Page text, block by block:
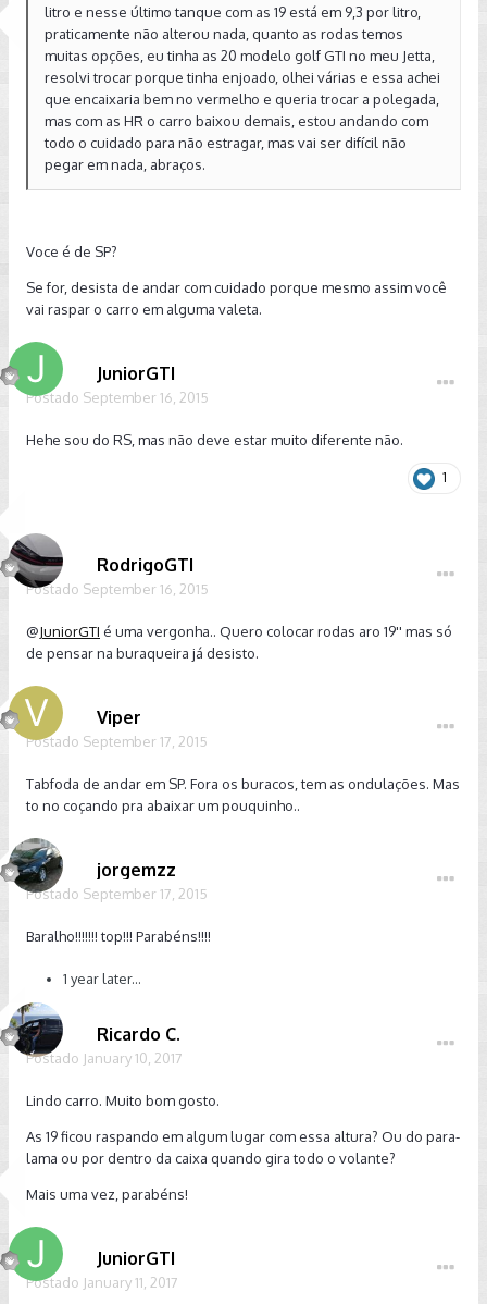
litro e nesse último tanque com as 19 está em 9,3 por litro,
praticamente não alterou nada, quanto as rodas temos
muitas opções, eu tinha as 20 modelo golf GTI no meu Jetta,
resolvi trocar porque tinha enjoado, olhei várias e essa achei
que encaixaria bem no vermelho e queria trocar a polegada,
mas com as HR o carro baixou demais, estou andando com
todo o cuidado para não estragar, mas vai ser difícil não
pegar em nada, abraços.
Voce é de SP?
Se for, desista de andar com cuidado porque mesmo assim você
vai raspar o carro em alguma valeta.
JuniorGTI
Postado September 16, 2015
Hehe sou do RS, mas não deve estar muito diferente não.
1
RodrigoGTI
Postado September 16, 2015
@JuniorGTI é uma vergonha.. Quero colocar rodas aro 19'' mas só
de pensar na buraqueira já desisto.
Viper
Postado September 17, 2015
Tabfoda de andar em SP. Fora os buracos, tem as ondulações. Mas
to no coçando pra abaixar um pouquinho..
jorgemzz
Postado September 17, 2015
Baralho!!!!!!! top!!! Parabéns!!!!
1 year later...
Ricardo C.
Postado January 10, 2017
Lindo carro. Muito bom gosto.
As 19 ficou raspando em algum lugar com essa altura? Ou do para-
lama ou por dentro da caixa quando gira todo o volante?
Mais uma vez, parabéns!
JuniorGTI
Postado January 11, 2017